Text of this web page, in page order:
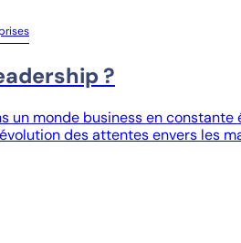
?
monde business en constante
des attentes envers les